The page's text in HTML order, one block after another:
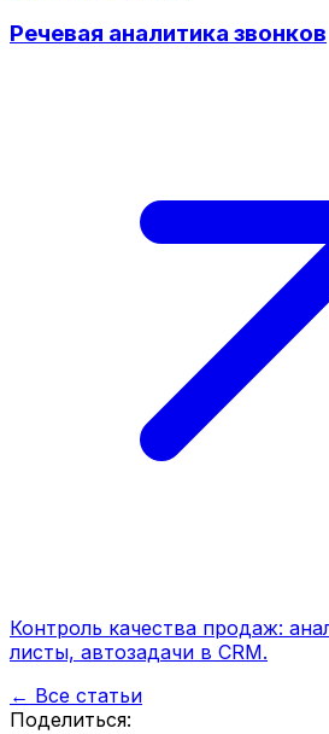
Речевая аналитика звонков
Контроль качества продаж:
листы, автозадачи в CRM.
← Все статьи
Поделиться: